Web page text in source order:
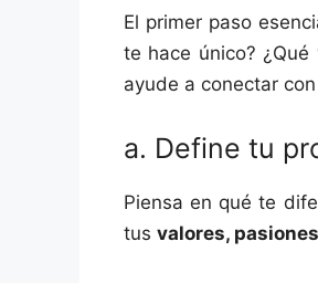
El primer paso
te hace único?
ayude a conectar
a. Define tu
Piensa en qué te
tus valores,